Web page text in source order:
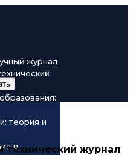
журнал
теория и
в
журнал